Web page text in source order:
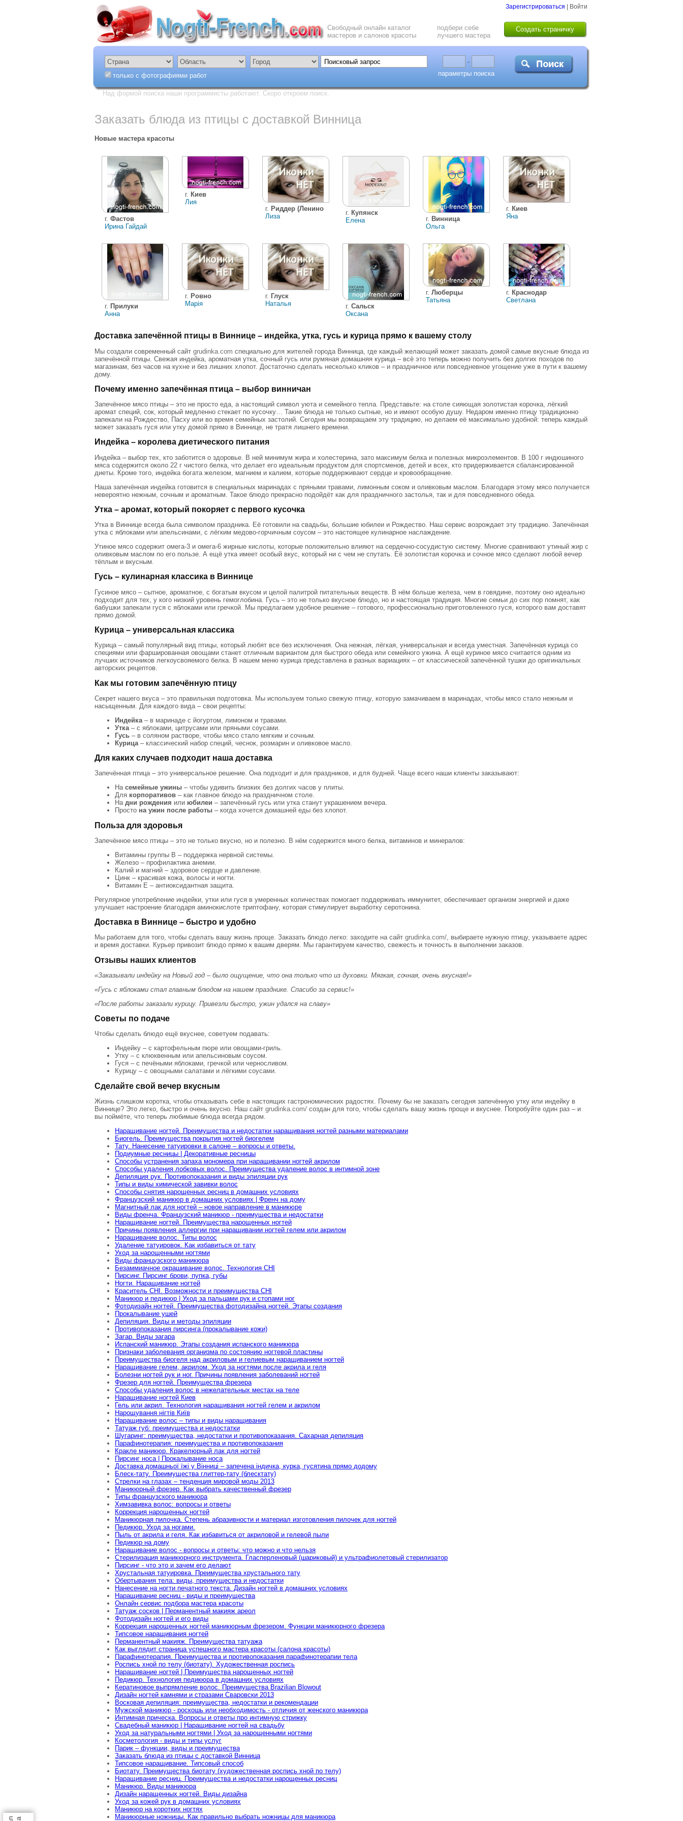
Зарегистрироваться Войти
Свободный онлайн каталог
мастеров и салонов красоты
подбери себе
лучшего мастера
Создать страничку
-
только с фотографиями работ
параметры поиска
Над формой поиска наши программисты работают. Скоро откроем поиск.
Заказать блюда из птицы с доставкой Винница
Новые мастера красоты
г. Фастов
Ирина Гайдай
г. Киев
Лия
г. Риддер (Ленино
Лиза
г. Купянск
Елена
г. Винница
Ольга
г. Киев
Яна
г. Прилуки
Анна
г. Ровно
Марія
г. Глуск
Наталья
г. Сальск
Оксана
г. Люберцы
Татьяна
г. Краснодар
Светлана
Доставка запечённой птицы в Виннице – индейка, утка, гусь и курица прямо к вашему столу
Мы создали современный сайт grudinka.com специально для жителей города Винница, где каждый желающий может заказать домой самые вкусные блюда из
запечённой птицы. Свежая индейка, ароматная утка, сочный гусь или румяная домашняя курица – всё это теперь можно получить без долгих походов по
магазинам, без часов на кухне и без лишних хлопот. Достаточно сделать несколько кликов – и праздничное или повседневное угощение уже в пути к вашему
дому.
Почему именно запечённая птица – выбор винничан
Запечённое мясо птицы – это не просто еда, а настоящий символ уюта и семейного тепла. Представьте: на столе сияющая золотистая корочка, лёгкий
аромат специй, сок, который медленно стекает по кусочку… Такие блюда не только сытные, но и имеют особую душу. Недаром именно птицу традиционно
запекали на Рождество, Пасху или во время семейных застолий. Сегодня мы возвращаем эту традицию, но делаем её максимально удобной: теперь каждый
может заказать гуся или утку домой прямо в Виннице, не тратя лишнего времени.
Индейка – королева диетического питания
Индейка – выбор тех, кто заботится о здоровье. В ней минимум жира и холестерина, зато максимум белка и полезных микроэлементов. В 100 г индюшиного
мяса содержится около 22 г чистого белка, что делает его идеальным продуктом для спортсменов, детей и всех, кто придерживается сбалансированной
диеты. Кроме того, индейка богата железом, магнием и калием, которые поддерживают сердце и кровообращение.
Наша запечённая индейка готовится в специальных маринадах с пряными травами, лимонным соком и оливковым маслом. Благодаря этому мясо получается
невероятно нежным, сочным и ароматным. Такое блюдо прекрасно подойдёт как для праздничного застолья, так и для повседневного обеда.
Утка – аромат, который покоряет с первого кусочка
Утка в Виннице всегда была символом праздника. Её готовили на свадьбы, большие юбилеи и Рождество. Наш сервис возрождает эту традицию. Запечённая
утка с яблоками или апельсинами, с лёгким медово-горчичным соусом – это настоящее кулинарное наслаждение.
Утиное мясо содержит омега-3 и омега-6 жирные кислоты, которые положительно влияют на сердечно-сосудистую систему. Многие сравнивают утиный жир с
оливковым маслом по его пользе. А ещё утка имеет особый вкус, который ни с чем не спутать. Её золотистая корочка и сочное мясо сделают любой вечер
тёплым и вкусным.
Гусь – кулинарная классика в Виннице
Гусиное мясо – сытное, ароматное, с богатым вкусом и целой палитрой питательных веществ. В нём больше железа, чем в говядине, поэтому оно идеально
подходит для тех, у кого низкий уровень гемоглобина. Гусь – это не только вкусное блюдо, но и настоящая традиция. Многие семьи до сих пор помнят, как
бабушки запекали гуся с яблоками или гречкой. Мы предлагаем удобное решение – готового, профессионально приготовленного гуся, которого вам доставят
прямо домой.
Курица – универсальная классика
Курица – самый популярный вид птицы, который любят все без исключения. Она нежная, лёгкая, универсальная и всегда уместная. Запечённая курица со
специями или фаршированная овощами станет отличным вариантом для быстрого обеда или семейного ужина. А ещё куриное мясо считается одним из
лучших источников легкоусвояемого белка. В нашем меню курица представлена в разных вариациях – от классической запечённой тушки до оригинальных
авторских рецептов.
Как мы готовим запечённую птицу
Секрет нашего вкуса – это правильная подготовка. Мы используем только свежую птицу, которую замачиваем в маринадах, чтобы мясо стало нежным и
насыщенным. Для каждого вида – свои рецепты:
Индейка – в маринаде с йогуртом, лимоном и травами.
Утка – с яблоками, цитрусами или пряными соусами.
Гусь – в соляном растворе, чтобы мясо стало мягким и сочным.
Курица – классический набор специй, чеснок, розмарин и оливковое масло.
Для каких случаев подходит наша доставка
Запечённая птица – это универсальное решение. Она подходит и для праздников, и для будней. Чаще всего наши клиенты заказывают:
На семейные ужины – чтобы удивить близких без долгих часов у плиты.
Для корпоративов – как главное блюдо на праздничном столе.
На дни рождения или юбилеи – запечённый гусь или утка станут украшением вечера.
Просто на ужин после работы – когда хочется домашней еды без хлопот.
Польза для здоровья
Запечённое мясо птицы – это не только вкусно, но и полезно. В нём содержится много белка, витаминов и минералов:
Витамины группы B – поддержка нервной системы.
Железо – профилактика анемии.
Калий и магний – здоровое сердце и давление.
Цинк – красивая кожа, волосы и ногти.
Витамин E – антиоксидантная защита.
Регулярное употребление индейки, утки или гуся в умеренных количествах помогает поддерживать иммунитет, обеспечивает организм энергией и даже
улучшает настроение благодаря аминокислоте триптофану, которая стимулирует выработку серотонина.
Доставка в Виннице – быстро и удобно
Мы работаем для того, чтобы сделать вашу жизнь проще. Заказать блюдо легко: заходите на сайт grudinka.com/, выбираете нужную птицу, указываете адрес
и время доставки. Курьер привозит блюдо прямо к вашим дверям. Мы гарантируем качество, свежесть и точность в выполнении заказов.
Отзывы наших клиентов
«Заказывали индейку на Новый год – было ощущение, что она только что из духовки. Мягкая, сочная, очень вкусная!»
«Гусь с яблоками стал главным блюдом на нашем празднике. Спасибо за сервис!»
«После работы заказали курицу. Привезли быстро, ужин удался на славу»
Советы по подаче
Чтобы сделать блюдо ещё вкуснее, советуем подавать:
Индейку – с картофельным пюре или овощами-гриль.
Утку – с клюквенным или апельсиновым соусом.
Гуся – с печёными яблоками, гречкой или черносливом.
Курицу – с овощными салатами и лёгкими соусами.
Сделайте свой вечер вкусным
Жизнь слишком коротка, чтобы отказывать себе в настоящих гастрономических радостях. Почему бы не заказать сегодня запечённую утку или индейку в
Виннице? Это легко, быстро и очень вкусно. Наш сайт grudinka.com/ создан для того, чтобы сделать вашу жизнь проще и вкуснее. Попробуйте один раз – и
вы поймёте, что теперь любимые блюда всегда рядом.
Наращивание ногтей. Преимущества и недостатки наращивания ногтей разными материалами
Биогель. Преимущества покрытия ногтей биогелем
Тату. Нанесение татуировки в салоне – вопросы и ответы.
Подиумные ресницы | Декоративные ресницы
Способы устранения запаха мономера при наращивании ногтей акрилом
Способы удаления лобковых волос. Преимущества удаление волос в интимной зоне
Депиляция рук. Противопоказания и виды эпиляции рук
Типы и виды химической завивки волос
Способы снятия нарощенных ресниц в домашних условиях
Французский маникюр в домашних условиях | Френч на дому
Магнитный лак для ногтей – новое направление в маникюре
Виды френча. Французский маникюр - преимущества и недостатки
Наращивание ногтей. Преимущества нарощенных ногтей
Причины появления аллергии при наращивании ногтей гелем или акрилом
Наращивание волос. Типы волос
Удаление татуировок. Как избавиться от тату
Уход за нарощенными ногтями
Виды французского маникюра
Безаммиачное окрашивание волос. Технология CHI
Пирсинг. Пирсинг брови, пупка, губы
Ногти. Наращивание ногтей
Краситель CHI. Возможности и преимущества CHI
Маникюр и педикюр | Уход за пальцами рук и стопами ног
Фотодизайн ногтей. Преимущества фотодизайна ногтей. Этапы создания
Прокалывание ушей
Депиляция. Виды и методы эпиляции
Противопоказания пирсинга (прокалывание кожи)
Загар. Виды загара
Испанский маникюр. Этапы создания испанского маникюра
Признаки заболевания организма по состоянию ногтевой пластины
Преимущества биогеля над акриловым и гелиевым наращиванием ногтей
Наращивание гелем, акрилом. Уход за ногтями после акрила и геля
Болезни ногтей рук и ног. Причины появления заболеваний ногтей
Фрезер для ногтей. Преимущества фрезера
Способы удаления волос в нежелательных местах на теле
Наращивание ногтей Киев
Гель или акрил. Технология наращивания ногтей гелем и акрилом
Нарощування нігтів Київ
Наращивание волос – типы и виды наращивания
Татуаж губ: преимущества и недостатки
Шугаринг: преимущества, недостатки и противопоказания. Сахарная депиляция
Парафинотерапия: преимущества и противопоказания
Кракле маникюр. Кракелюрный лак для ногтей
Пирсинг носа | Прокалывание носа
Доставка домашньої їжі у Вінниці – запечена індичка, курка, гусятина прямо додому
Блеск-тату. Преимущества глиттер-тату (блесктату)
Стрелки на глазах – тенденция мировой моды 2013
Маникюрный фрезер. Как выбрать качественный фрезер
Типы французского маникюра
Химзавивка волос: вопросы и ответы
Коррекция нарощенных ногтей
Маникюрная пилочка. Степень абразивности и материал изготовления пилочек для ногтей
Педикюр. Уход за ногами.
Пыль от акрила и геля. Как избавиться от акриловой и гелевой пыли
Педикюр на дому
Наращивание волос - вопросы и ответы: что можно и что нельзя
Стерилизация маникюрного инструмента. Гласперленовый (шариковый) и ультрафиолетовый стерилизатор
Пирсинг - что это и зачем его делают
Хрустальная татуировка. Преимущества хрустального тату
Обертывания тела: виды, преимущества и недостатки
Нанесение на ногти печатного текста. Дизайн ногтей в домашних условиях
Наращивание ресниц - виды и преимущества
Онлайн сервис подбора мастера красоты
Татуаж сосков | Перманентный макияж ареол
Фотодизайн ногтей и его виды
Коррекция нарощенных ногтей маникюрным фрезером. Функции маникюрного фрезера
Типсовое наращивания ногтей
Перманентный макияж. Преимущества татуажа
Как выглядит страница успешного мастера красоты (салона красоты)
Парафинотерапия. Преимущества и противопоказания парафинотерапии тела
Роспись хной по телу (биотату). Художественная роспись
Наращивание ногтей | Преимущества нарощенных ногтей
Педикюр. Технология педикюра в домашних условиях
Кератиновое выпрямление волос. Преимущества Brazilian Blowout
Дизайн ногтей камнями и стразами Сваровски 2013
Восковая депиляция: преимущества, недостатки и рекомендации
Мужской маникюр - роскошь или необходимость - отличия от женского маникюра
Интимная прическа. Вопросы и ответы про интимную стрижку
Свадебный маникюр | Наращивание ногтей на свадьбу
Уход за натуральными ногтями | Уход за нарощенными ногтями
Косметология - виды и типы услуг
Парик – функции, виды и преимущества
Заказать блюда из птицы с доставкой Винница
Типсовое наращивание. Типсовый способ
Биотату. Преимущества биотату (художественная роспись хной по телу)
Наращивание ресниц. Преимущества и недостатки нарощенных ресниц
Маникюр. Виды маникюра
Дизайн наращенных ногтей. Виды дизайна
Уход за кожей рук в домашних условиях
Маникюр на коротких ногтях
Маникюрные ножницы. Как правильно выбрать ножницы для маникюра